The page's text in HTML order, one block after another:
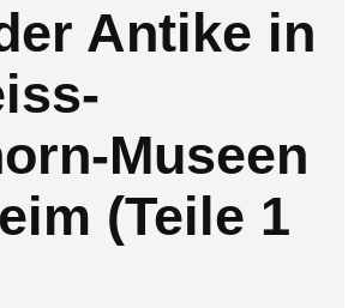
Antike in
Museen
(Teile 1